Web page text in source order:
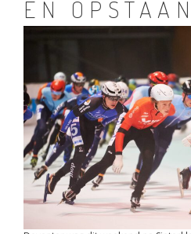
EN OPSTAAN